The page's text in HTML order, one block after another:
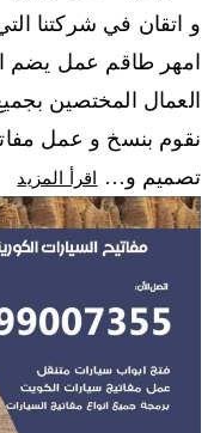
و اتقان في شركتنا
امهر طاقم عمل يضم
العمال المختصين
نقوم بنسخ و عمل
تصميم و…
اقرأ المزيد